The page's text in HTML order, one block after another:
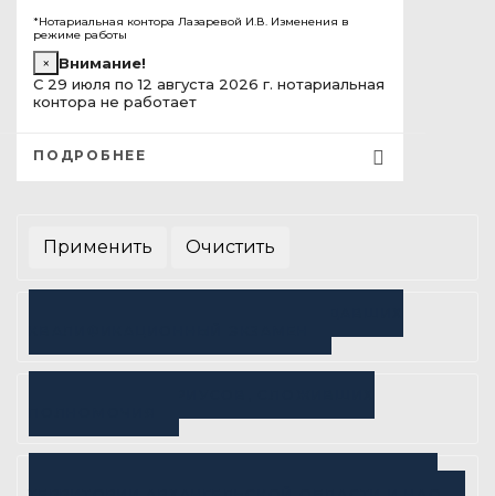
*Нотариальная контора Лазаревой И.В. Изменения в
режиме работы
×
Внимание!
С 29 июля по 12 августа 2026 г. нотариальная
контора не работает
ПОДРОБНЕЕ